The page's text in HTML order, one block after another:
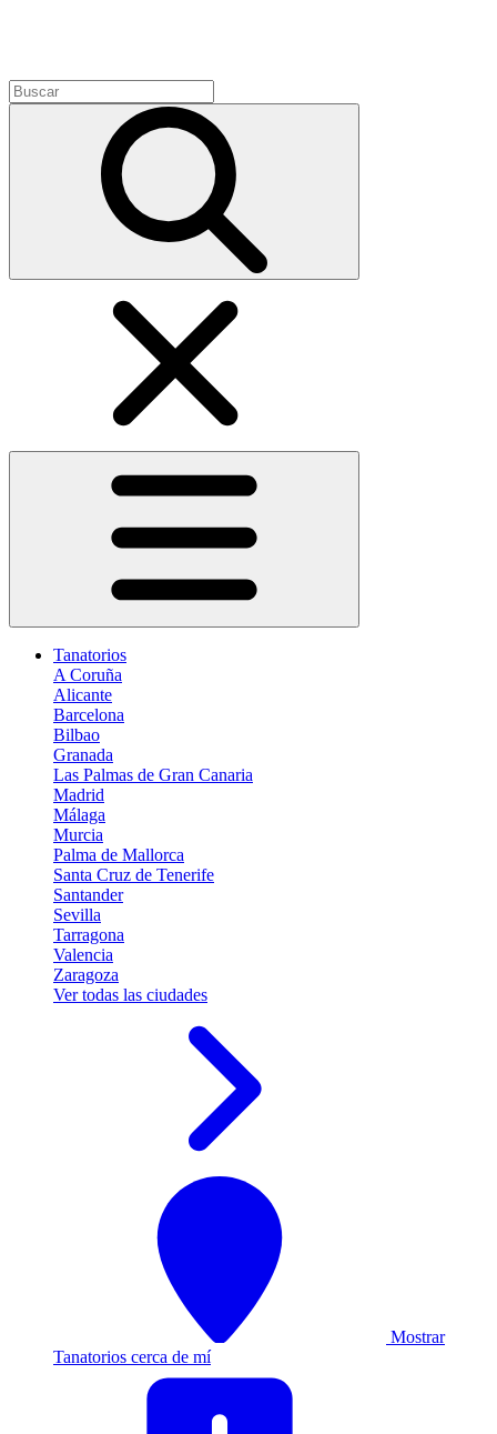
Tanatorios
A Coruña
Alicante
Barcelona
Bilbao
Granada
Las Palmas de Gran Canaria
Madrid
Málaga
Murcia
Palma de Mallorca
Santa Cruz de Tenerife
Santander
Sevilla
Tarragona
Valencia
Zaragoza
Ver todas las ciudades
Mostrar
Tanatorios cerca de mí